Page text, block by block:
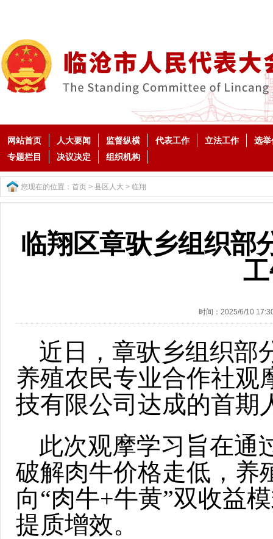
网站首页 人大要闻 监督纵横 代表工作 立法工作
选举
专题栏目
决议决定 组织机构
您现在的位置： 首页 > 县区人大 > 临翔
临翔区章驮乡组织部
时间：2025/6/10
近日，章驮乡组织部
养殖农民专业合作社观
技有限公司达成的首期
此次观摩学习旨在通
破解肉牛价格走低，养
向“肉牛+牛黄”双收益
提质增效。